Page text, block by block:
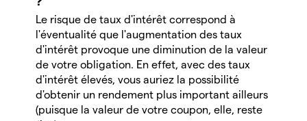
Le risque de taux d'intérêt correspond à
l'éventualité que l'augmentation des taux
d'intérêt provoque une diminution de la valeur
de votre obligation. En effet, avec des taux
d'intérêt élevés, vous auriez la possibilité
d'obtenir un rendement plus important ailleurs
(puisque la valeur de votre coupon, elle, reste